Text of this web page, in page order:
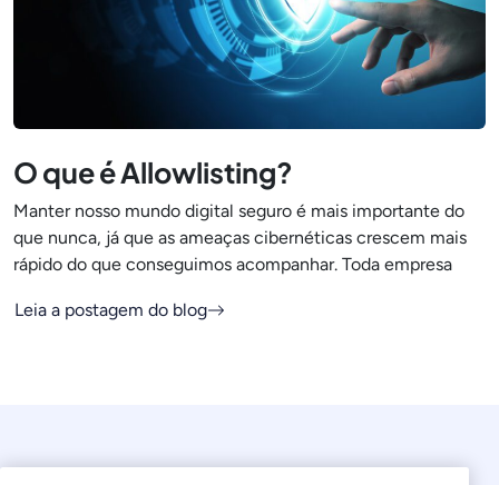
O que é Allowlisting?
Manter nosso mundo digital seguro é mais importante do
que nunca, já que as ameaças cibernéticas crescem mais
rápido do que conseguimos acompanhar. Toda empresa
Leia a postagem do blog